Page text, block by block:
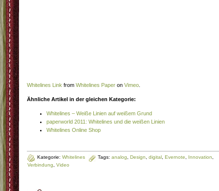
Whitelines Link from Whitelines Paper on Vimeo
Ähnliche Artikel in der gleichen Kategorie:
Whitelines – Weiße Linien auf weißem Grund
paperworld 2011: Whitelines und die weißen Linien
Whitelines Online Shop
Kategorie: Whitelines Tags: analog Design digital Evernote Innovation
Verbindung
Video